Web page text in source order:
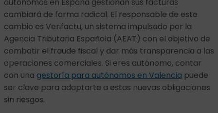
cambiará de forma radical. El responsable de este
cambio es Verifactu, un sistema impulsado por la
Agencia Tributaria Española (AEAT) con el objetivo de
combatir el fraude fiscal y dar más transparencia a las
operaciones comerciales. Si eres autónomo, contar
con una gestoría para autónomos en Valencia puede
ser clave para adaptarte a estas nuevas obligaciones
sin riesgos.